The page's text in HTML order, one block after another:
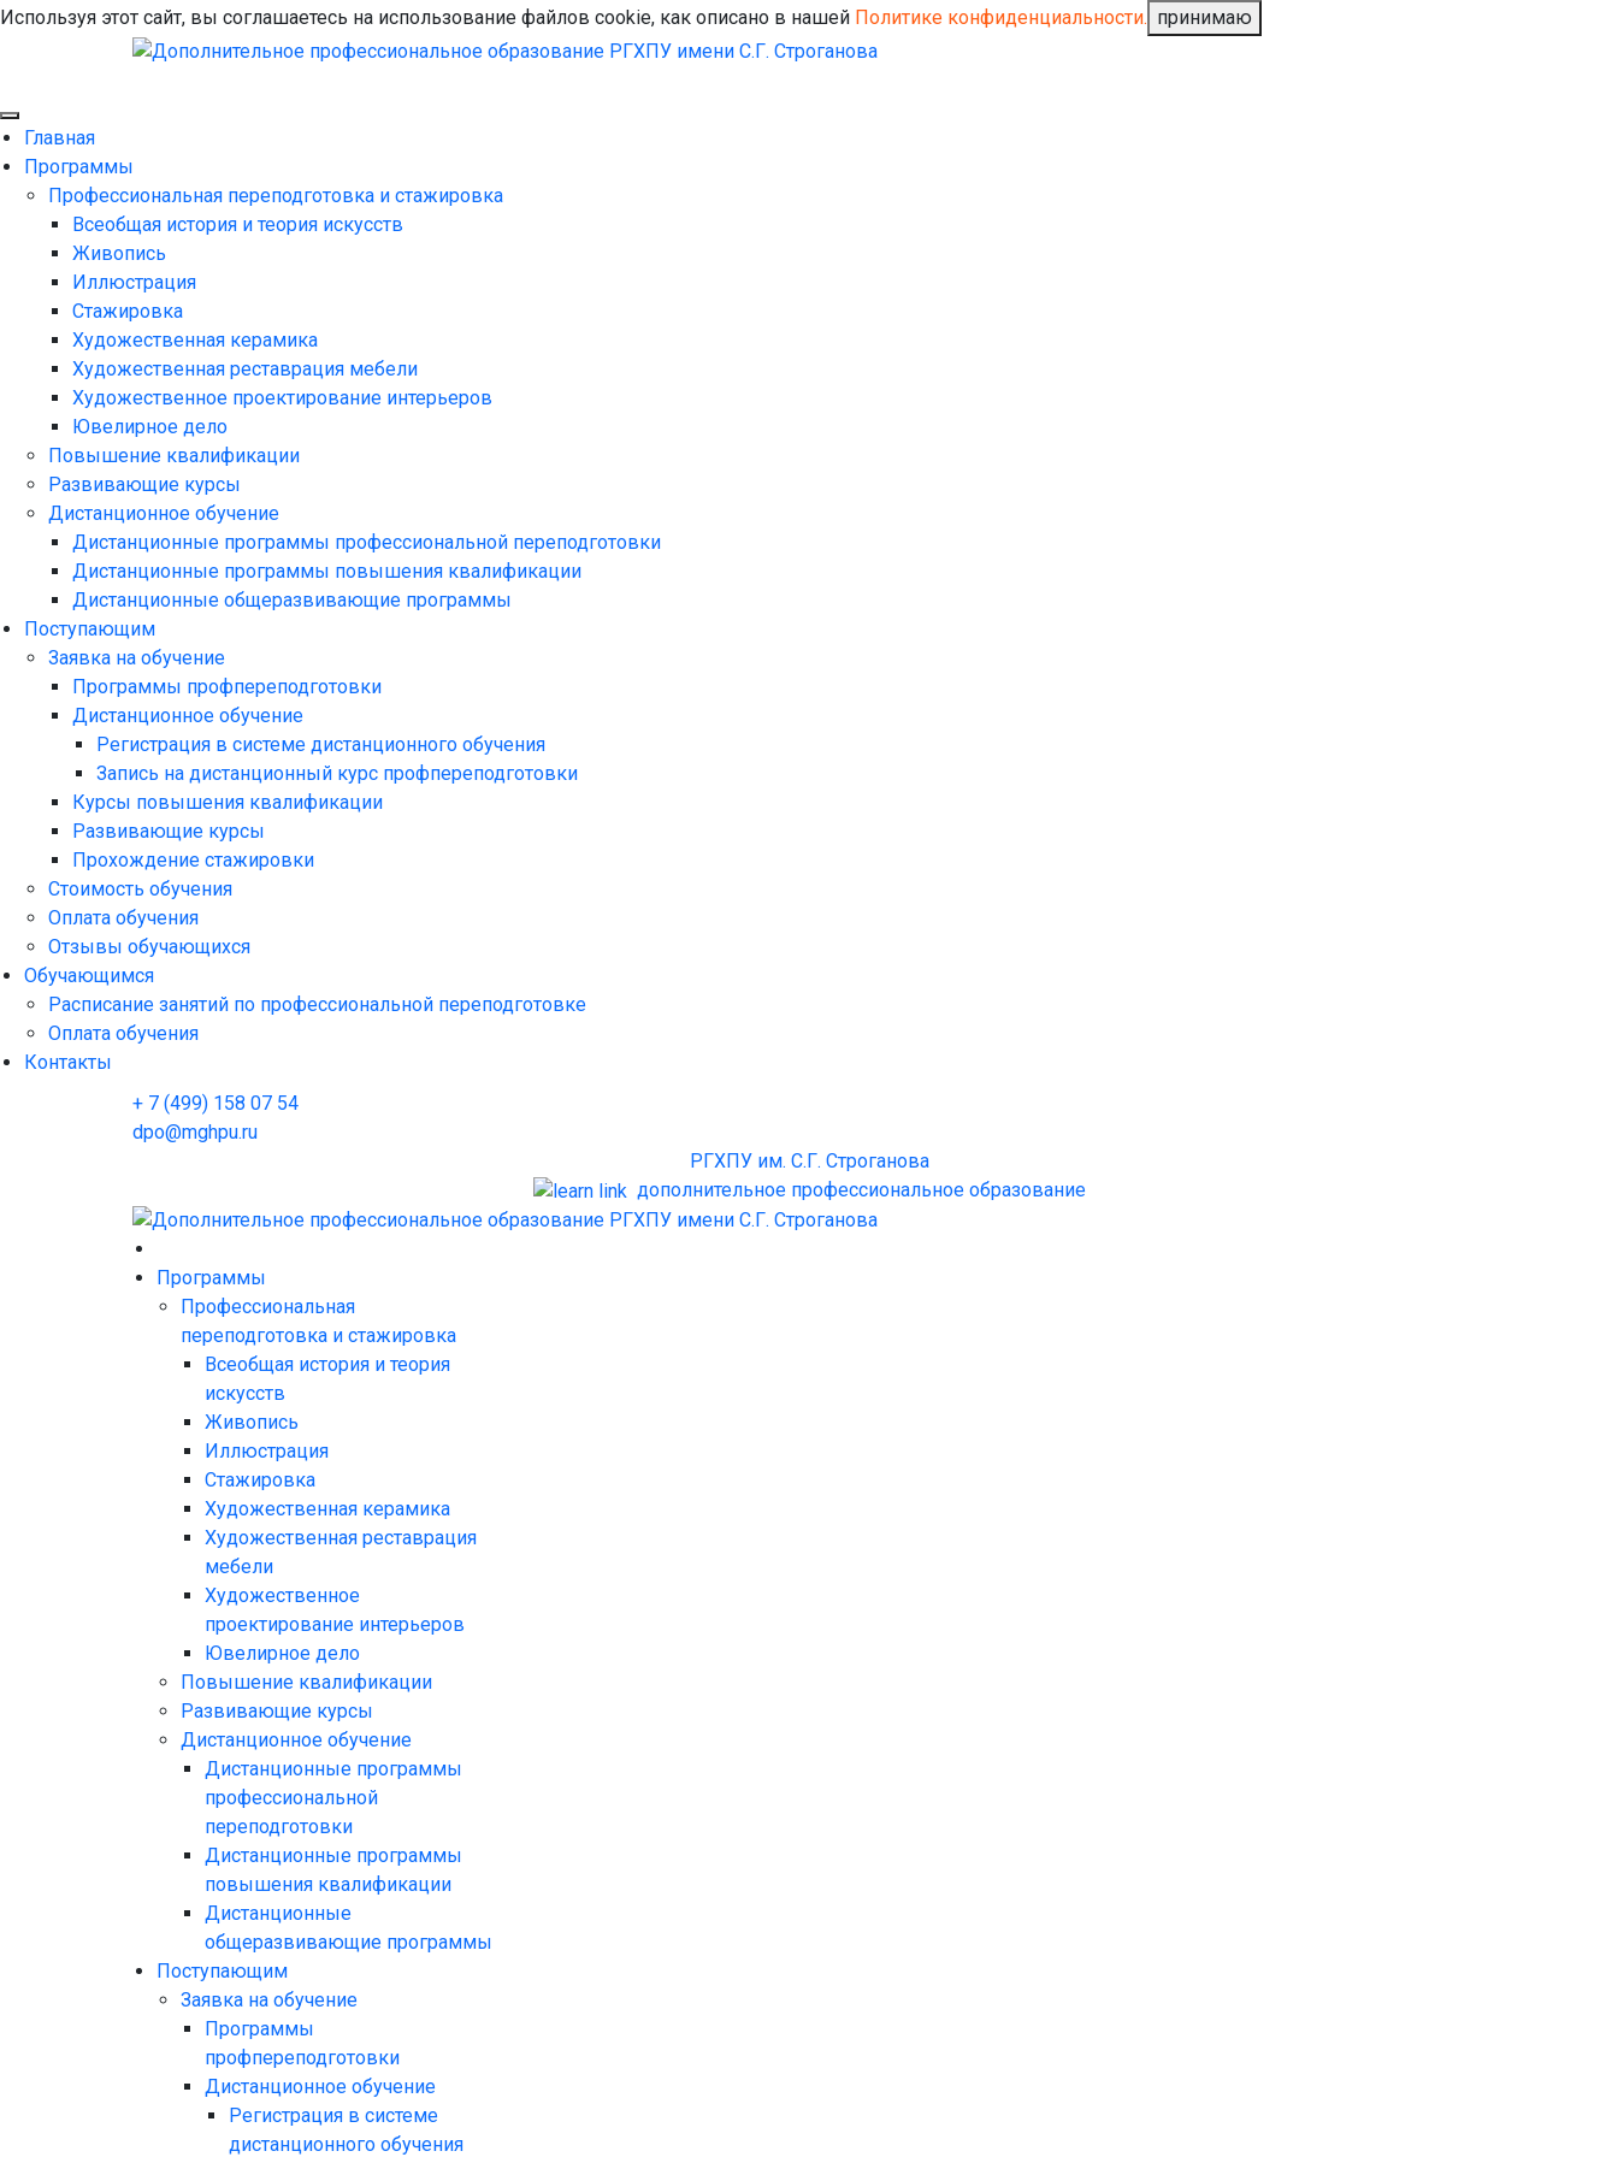
Используя этот сайт, вы соглашаетесь на использование файлов cookie, как описано в нашей Политике конфиденциальности. принимаю
Главная
Программы
Профессиональная переподготовка и стажировка
Всеобщая история и теория искусств
Живопись
Иллюстрация
Стажировка
Художественная керамика
Художественная реставрация мебели
Художественное проектирование интерьеров
Ювелирное дело
Повышение квалификации
Развивающие курсы
Дистанционное обучение
Дистанционные программы профессиональной переподготовки
Дистанционные программы повышения квалификации
Дистанционные общеразвивающие программы
Поступающим
Заявка на обучение
Программы профпереподготовки
Дистанционное обучение
Регистрация в системе дистанционного обучения
Запись на дистанционный курс профпереподготовки
Курсы повышения квалификации
Развивающие курсы
Прохождение стажировки
Стоимость обучения
Оплата обучения
Отзывы обучающихся
Обучающимся
Расписание занятий по профессиональной переподготовке
Оплата обучения
Контакты
+ 7 (499) 158 07 54
dpo@mghpu.ru
РГХПУ им. С.Г. Строганова
дополнительное профессиональное образование
Программы
Профессиональная
переподготовка и стажировка
Всеобщая история и теория
искусств
Живопись
Иллюстрация
Стажировка
Художественная керамика
Художественная реставрация
мебели
Художественное
проектирование интерьеров
Ювелирное дело
Повышение квалификации
Развивающие курсы
Дистанционное обучение
Дистанционные программы
профессиональной
переподготовки
Дистанционные программы
повышения квалификации
Дистанционные
общеразвивающие программы
Поступающим
Заявка на обучение
Программы
профпереподготовки
Дистанционное обучение
Регистрация в системе
дистанционного обучения